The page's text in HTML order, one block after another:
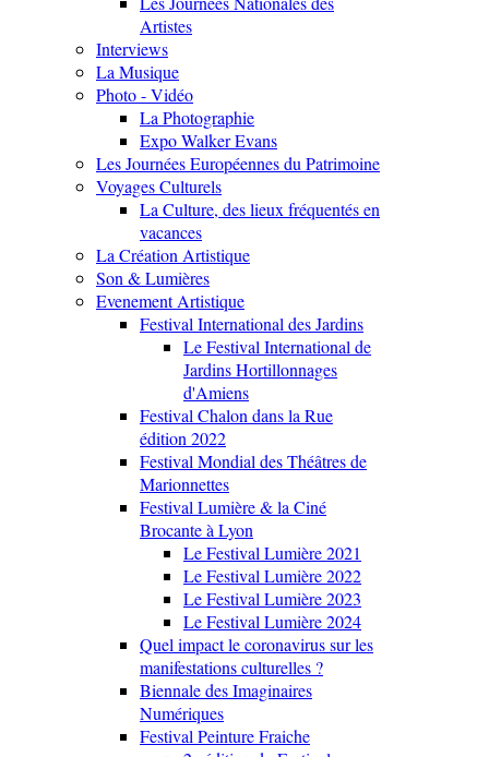
Artistes
Interviews
La Musique
Photo - Vidéo
La Photographie
Expo Walker Evans
Les Journées Européennes du Patrimoine
Voyages Culturels
La Culture, des lieux fréquentés en
vacances
La Création Artistique
Son & Lumières
Evenement Artistique
Festival International des Jardins
Le Festival International de
Jardins Hortillonnages
d'Amiens
Festival Chalon dans la Rue
édition 2022
Festival Mondial des Théâtres de
Marionnettes
Festival Lumière & la Ciné
Brocante à Lyon
Le Festival Lumière 2021
Le Festival Lumière 2022
Le Festival Lumière 2023
Le Festival Lumière 2024
Quel impact le coronavirus sur les
manifestations culturelles ?
Biennale des Imaginaires
Numériques
Festival Peinture Fraiche